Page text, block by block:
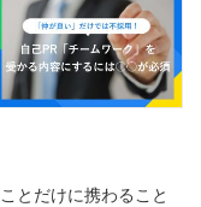
とだけに携わること